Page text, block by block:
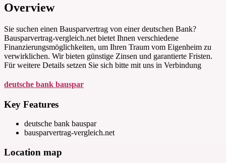
Overview
Sie suchen einen Bausparvertrag von einer deutschen Bank?
Bausparvertrag-vergleich.net bietet Ihnen verschiedene
Finanzierungsmöglichkeiten, um Ihren Traum vom Eigenheim zu
verwirklichen. Wir bieten günstige Zinsen und garantierte Fristen.
Für weitere Details setzen Sie sich bitte mit uns in Verbindung
deutsche bank bauspar
Key Features
deutsche bank bauspar
bausparvertrag-vergleich.net
Location map